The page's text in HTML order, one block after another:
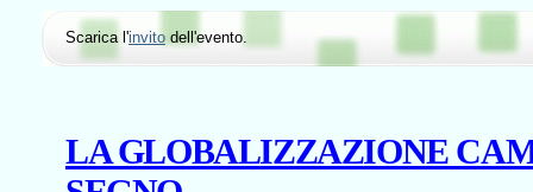
Scarica l'invito dell'evento.
LA GLOBALIZZAZIONE